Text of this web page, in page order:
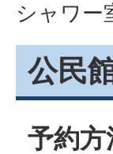
シャワー
公民
予約方